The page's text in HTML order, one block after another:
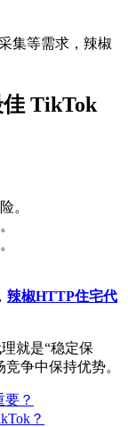
集等需求，辣椒
佳 TikTok
。
辣椒HTTP住宅代
就是“稳定保
争中保持优势。
？
？